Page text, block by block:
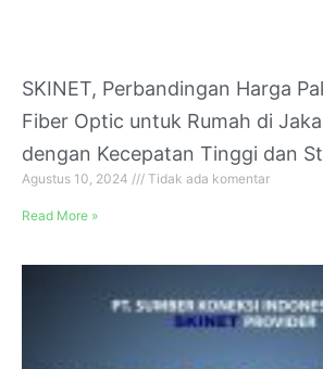
SKINET, Perbandingan Harga
Fiber Optic untuk Rumah di
dengan Kecepatan Tinggi dan
Agustus 10, 2024 Tidak ada komentar
Read More »